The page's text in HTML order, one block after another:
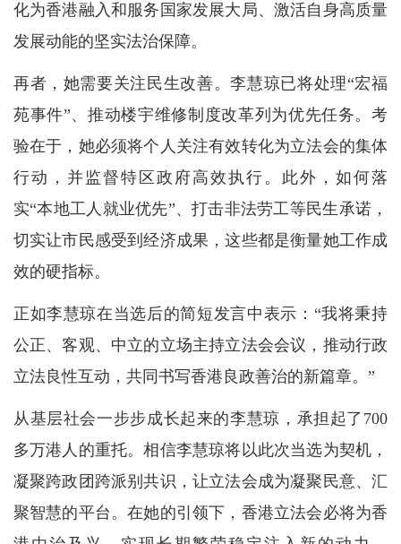
化为香港融入和服务国家发展大局、激活自身高质量
发展动能的坚实法治保障。
再者，她需要关注民生改善。李慧琼已将处理“宏福
苑事件”、推动楼宇维修制度改革列为优先任务。考
验在于，她必须将个人关注有效转化为立法会的集体
行动，并监督特区政府高效执行。此外，如何落
实“本地工人就业优先”、打击非法劳工等民生承诺，
切实让市民感受到经济成果，这些都是衡量她工作成
效的硬指标。
正如李慧琼在当选后的简短发言中表示：“我将秉持
公正、客观、中立的立场主持立法会会议，推动行政
立法良性互动，共同书写香港良政善治的新篇章。”
从基层社会一步步成长起来的李慧琼，承担起了700
多万港人的重托。相信李慧琼将以此次当选为契机，
凝聚跨政团跨派别共识，让立法会成为凝聚民意、汇
聚智慧的平台。在她的引领下，香港立法会必将为香